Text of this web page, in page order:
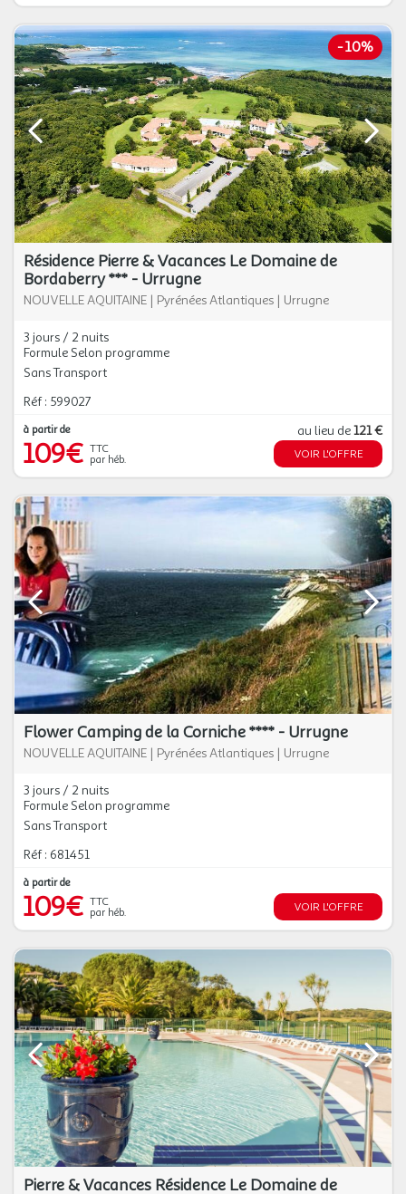
-10%
Résidence Pierre & Vacances Le Domaine de
Bordaberry *** - Urrugne
NOUVELLE AQUITAINE | Pyrénées Atlantiques | Urrugne
3 jours / 2 nuits
Formule Selon programme
Sans Transport
Réf : 599027
à partir de
109€ TTC
par héb.
au lieu de121 €
VOIR L'OFFRE
Flower Camping de la Corniche **** - Urrugne
NOUVELLE AQUITAINE | Pyrénées Atlantiques | Urrugne
3 jours / 2 nuits
Formule Selon programme
Sans Transport
Réf : 681451
à partir de
109€ TTC
par héb.
VOIR L'OFFRE
Pierre & Vacances Résidence Le Domaine de